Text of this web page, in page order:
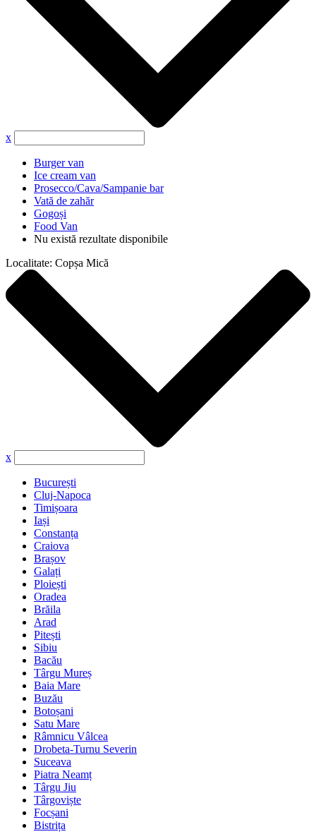
x
Burger van
Ice cream van
Prosecco/Cava/Sampanie bar
Vată de zahăr
Gogoși
Food Van
Nu există rezultate disponibile
Localitate: Copșa Mică
x
București
Cluj-Napoca
Timișoara
Iași
Constanța
Craiova
Brașov
Galați
Ploiești
Oradea
Brăila
Arad
Pitești
Sibiu
Bacău
Târgu Mureș
Baia Mare
Buzău
Botoșani
Satu Mare
Râmnicu Vâlcea
Drobeta-Turnu Severin
Suceava
Piatra Neamț
Târgu Jiu
Târgoviște
Focșani
Bistrița